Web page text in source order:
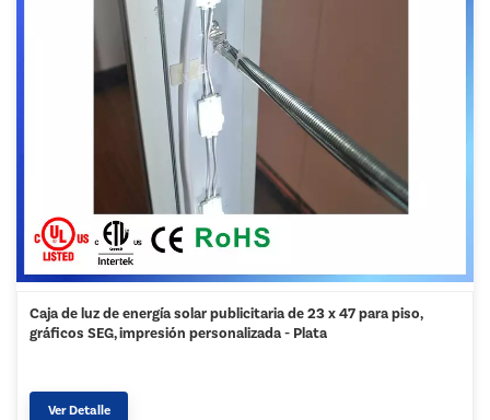
Caja de luz de energía solar publicitaria de 23 x 47 para piso,
gráficos SEG, impresión personalizada - Plata
Ver Detalle